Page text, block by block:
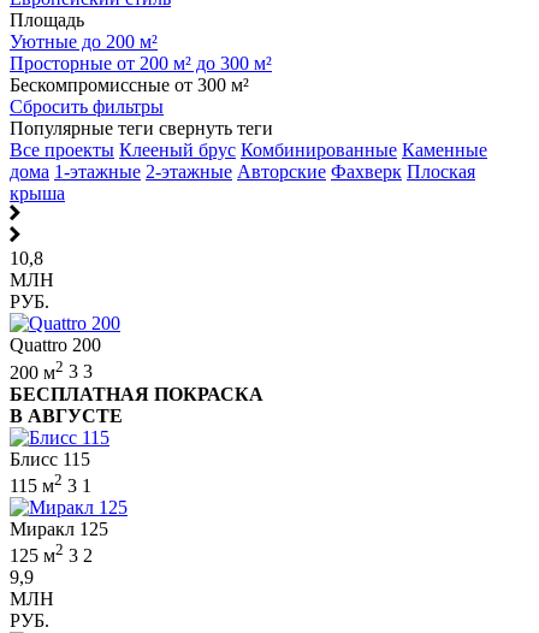
Площадь
Уютные до 200 м²
Просторные от 200 м² до 300 м²
Бескомпромиссные от 300 м²
Сбросить фильтры
Популярные теги свернуть теги
Все проекты Клееный брус Комбинированные Каменные
дома 1-этажные 2-этажные Авторские Фахверк Плоская
крыша
10,8
МЛН
РУБ.
Quattro 200
200 м2 3 3
БЕСПЛАТНАЯ ПОКРАСКА
В АВГУСТЕ
Блисс 115
115 м2 3 1
Миракл 125
125 м2 3 2
9,9
МЛН
РУБ.